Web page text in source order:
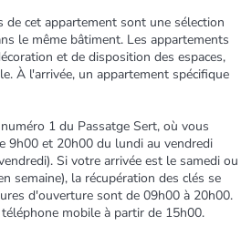
de cet appartement sont une sélection
le même bâtiment. Les appartements
et de disposition des espaces,
À l'arrivée, un appartement spécifique
1 du Passatge Sert, où vous
9h00 et 20h00 du lundi au vendredi
Si votre arrivée est le samedi ou
semaine), la récupération des clés se
d'ouverture sont de 09h00 à 20h00.
mobile à partir de 15h00.